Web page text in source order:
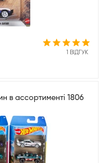
1 ВІДГУК
в ассортименті 1806